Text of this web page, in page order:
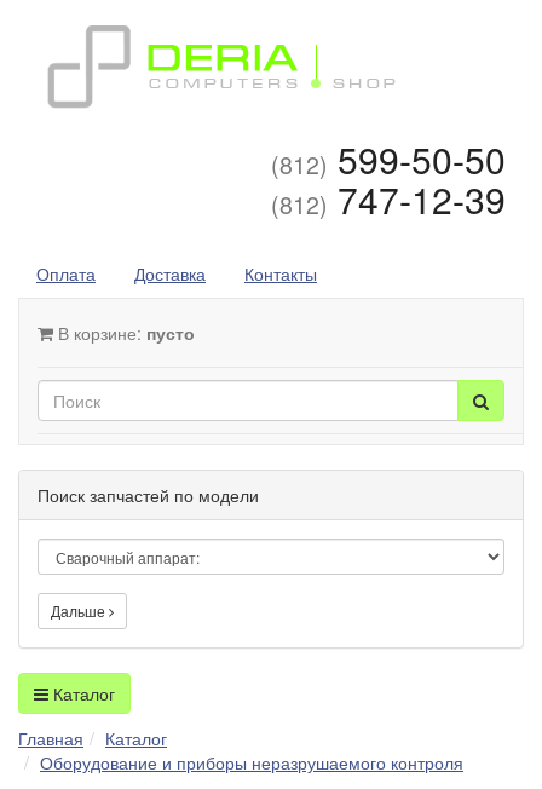
(812) 599-50-50
(812) 747-12-39
Оплата Доставка Контакты
В корзине: пусто
Поиск запчастей по модели
Дальше
Каталог
Главная
Каталог
Оборудование и приборы неразрушаемого контроля